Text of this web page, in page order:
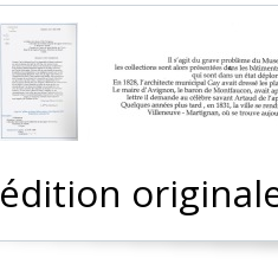
‎édition